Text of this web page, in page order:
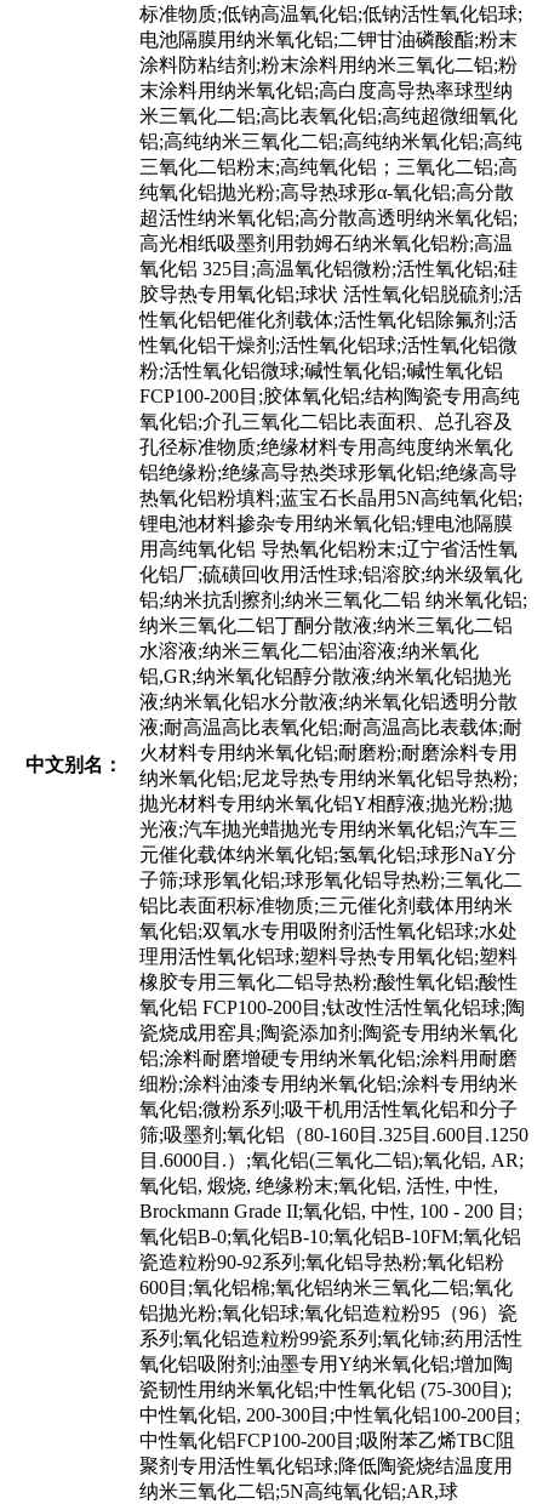
中文别名：
标准物质;低钠高温氧化铝;低钠活性氧化铝球;
电池隔膜用纳米氧化铝;二钾甘油磷酸酯;粉末
涂料防粘结剂;粉末涂料用纳米三氧化二铝;粉
末涂料用纳米氧化铝;高白度高导热率球型纳
米三氧化二铝;高比表氧化铝;高纯超微细氧化
铝;高纯纳米三氧化二铝;高纯纳米氧化铝;高纯
三氧化二铝粉末;高纯氧化铝；三氧化二铝;高
纯氧化铝抛光粉;高导热球形α-氧化铝;高分散
超活性纳米氧化铝;高分散高透明纳米氧化铝;
高光相纸吸墨剂用勃姆石纳米氧化铝粉;高温
氧化铝 325目;高温氧化铝微粉;活性氧化铝;硅
胶导热专用氧化铝;球状 活性氧化铝脱硫剂;活
性氧化铝钯催化剂载体;活性氧化铝除氟剂;活
性氧化铝干燥剂;活性氧化铝球;活性氧化铝微
粉;活性氧化铝微球;碱性氧化铝;碱性氧化铝
FCP100-200目;胶体氧化铝;结构陶瓷专用高纯
氧化铝;介孔三氧化二铝比表面积、总孔容及
孔径标准物质;绝缘材料专用高纯度纳米氧化
铝绝缘粉;绝缘高导热类球形氧化铝;绝缘高导
热氧化铝粉填料;蓝宝石长晶用5N高纯氧化铝;
锂电池材料掺杂专用纳米氧化铝;锂电池隔膜
用高纯氧化铝 导热氧化铝粉末;辽宁省活性氧
化铝厂;硫磺回收用活性球;铝溶胶;纳米级氧化
铝;纳米抗刮擦剂;纳米三氧化二铝 纳米氧化铝;
纳米三氧化二铝丁酮分散液;纳米三氧化二铝
水溶液;纳米三氧化二铝油溶液;纳米氧化
铝,GR;纳米氧化铝醇分散液;纳米氧化铝抛光
液;纳米氧化铝水分散液;纳米氧化铝透明分散
液;耐高温高比表氧化铝;耐高温高比表载体;耐
火材料专用纳米氧化铝;耐磨粉;耐磨涂料专用
纳米氧化铝;尼龙导热专用纳米氧化铝导热粉;
抛光材料专用纳米氧化铝Y相醇液;抛光粉;抛
光液;汽车抛光蜡抛光专用纳米氧化铝;汽车三
元催化载体纳米氧化铝;氢氧化铝;球形NaY分
子筛;球形氧化铝;球形氧化铝导热粉;三氧化二
铝比表面积标准物质;三元催化剂载体用纳米
氧化铝;双氧水专用吸附剂活性氧化铝球;水处
理用活性氧化铝球;塑料导热专用氧化铝;塑料
橡胶专用三氧化二铝导热粉;酸性氧化铝;酸性
氧化铝 FCP100-200目;钛改性活性氧化铝球;陶
瓷烧成用窑具;陶瓷添加剂;陶瓷专用纳米氧化
铝;涂料耐磨增硬专用纳米氧化铝;涂料用耐磨
细粉;涂料油漆专用纳米氧化铝;涂料专用纳米
氧化铝;微粉系列;吸干机用活性氧化铝和分子
筛;吸墨剂;氧化铝（80-160目.325目.600目.1250
目.6000目.）;氧化铝(三氧化二铝);氧化铝, AR;
氧化铝, 煅烧, 绝缘粉末;氧化铝, 活性, 中性,
Brockmann Grade II;氧化铝, 中性, 100 - 200 目;
氧化铝B-0;氧化铝B-10;氧化铝B-10FM;氧化铝
瓷造粒粉90-92系列;氧化铝导热粉;氧化铝粉
600目;氧化铝棉;氧化铝纳米三氧化二铝;氧化
铝抛光粉;氧化铝球;氧化铝造粒粉95（96）瓷
系列;氧化铝造粒粉99瓷系列;氧化铈;药用活性
氧化铝吸附剂;油墨专用Y纳米氧化铝;增加陶
瓷韧性用纳米氧化铝;中性氧化铝 (75-300目);
中性氧化铝, 200-300目;中性氧化铝100-200目;
中性氧化铝FCP100-200目;吸附苯乙烯TBC阻
聚剂专用活性氧化铝球;降低陶瓷烧结温度用
纳米三氧化二铝;5N高纯氧化铝;AR,球